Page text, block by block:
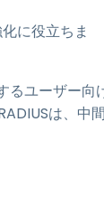
に役立ちま
るユーザー向
は、中間